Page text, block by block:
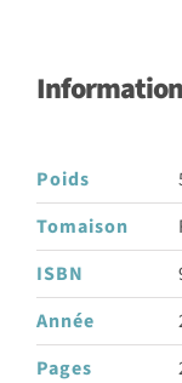
Poids
Tomaison
ISBN
Année
Pages